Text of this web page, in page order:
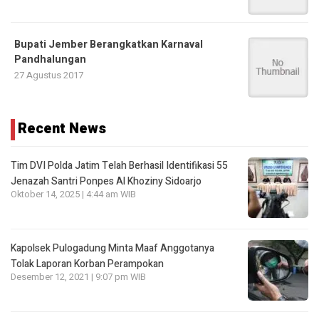
Bupati Jember Berangkatkan Karnaval
Pandhalungan
27 Agustus 2017
Recent News
Tim DVI Polda Jatim Telah Berhasil Identifikasi 55
Jenazah Santri Ponpes Al Khoziny Sidoarjo
Oktober 14, 2025 | 4:44 am WIB
Kapolsek Pulogadung Minta Maaf Anggotanya
Tolak Laporan Korban Perampokan
Desember 12, 2021 | 9:07 pm WIB